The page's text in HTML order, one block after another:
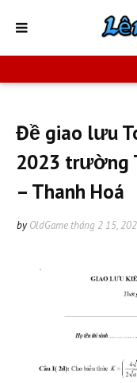
Đề giao lưu
2023 trường
– Thanh Hoá
by OldGame tháng 2 15,